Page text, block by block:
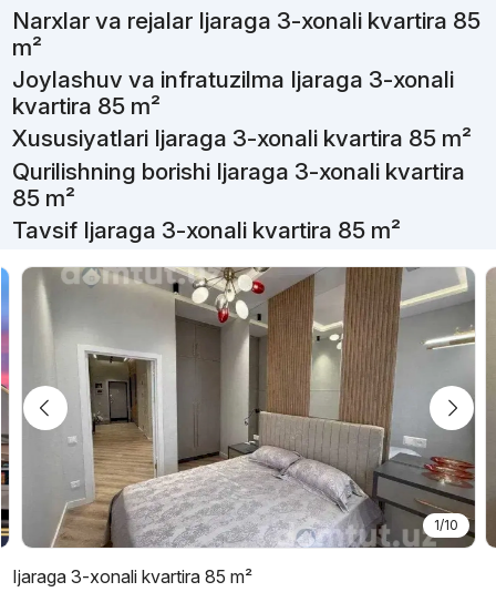
Narxlar va rejalar Ijaraga 3-xonali kvartira 85
m²
Joylashuv va infratuzilma Ijaraga 3-xonali
kvartira 85 m²
Xususiyatlari Ijaraga 3-xonali kvartira 85 m²
Qurilishning borishi Ijaraga 3-xonali kvartira
85 m²
Tavsif Ijaraga 3-xonali kvartira 85 m²
1/10
Ijaraga 3-xonali kvartira 85 m²